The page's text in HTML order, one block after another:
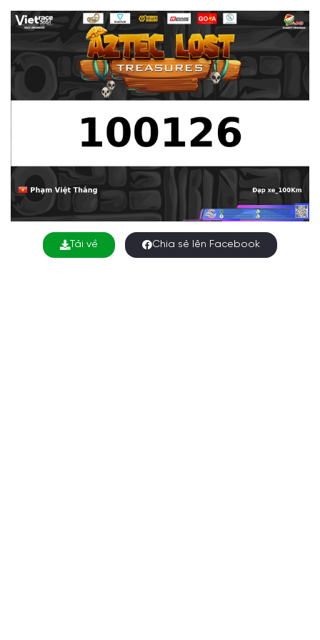
Tải về Chia sẻ lên Facebook